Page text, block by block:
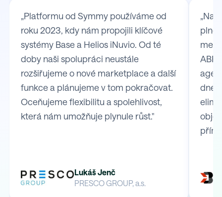
„Platformu od Symmy používáme od
roku 2023, kdy nám propojili klíčové
systémy Base a Helios iNuvio. Od té
doby naši spolupráci neustále
rozšiřujeme o nové marketplace a další
funkce a plánujeme v tom pokračovat.
Oceňujeme flexibilitu a spolehlivost,
která nám umožňuje plynule růst."
Lukáš Jenč
PRESCO GROUP, a.s.
„Na
plně
mezi
dnes